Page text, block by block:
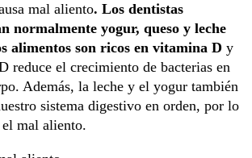
mal aliento. Los dentistas
normalmente yogur, queso y leche
alimentos son ricos en vitamina D y
reduce el crecimiento de bacterias en
Además, la leche y el yogur también
sistema digestivo en orden, por lo
mal aliento.